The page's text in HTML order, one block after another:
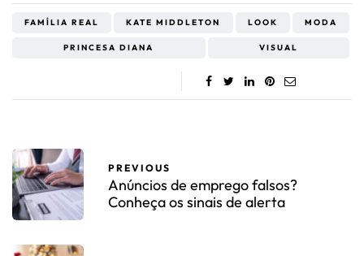
FAMÍLIA REAL KATE MIDDLETON LOOK MODA
PRINCESA DIANA VISUAL
PREVIOUS
Anúncios de emprego falsos?
Conheça os sinais de alerta